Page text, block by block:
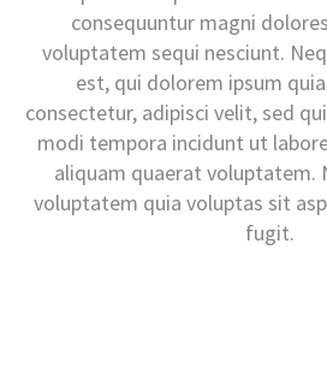
consequuntur magni
voluptatem sequi nesciunt.
est, qui dolorem ipsum
consectetur, adipisci velit, sed
modi tempora incidunt ut
aliquam quaerat voluptatem.
voluptatem quia voluptas sit
fugit.